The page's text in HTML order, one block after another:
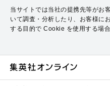
当サイトでは当社の提携先等がお
いて調査・分析したり、お客様に
する目的で Cookie を使用する場合